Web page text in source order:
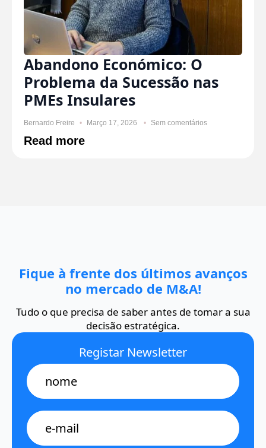
Abandono Económico: O
Problema da Sucessão nas
PMEs Insulares
Bernardo Freire Março 17, 2026 Sem comentários
Read more
Fique à frente dos últimos avanços
no mercado de M&A!
Tudo o que precisa de saber antes de tomar a sua
decisão estratégica.
Registar Newsletter
Name
E-
mail
*